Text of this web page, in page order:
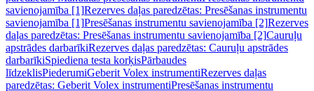
savienojamība [1]Rezerves daļas paredzētas: Presēšanas instrumentu
savienojamība [1]Presēšanas instrumentu savienojamība [2]Rezerves
daļas paredzētas: Presēšanas instrumentu savienojamība [2]Cauruļu
apstrādes darbarīkiRezerves daļas paredzētas: Cauruļu apstrādes
darbarīkiSpiediena testa korķisPārbaudes
līdzeklisPiederumiGeberit Volex instrumentiRezerves daļas
paredzētas: Geberit Volex instrumentiPresēšanas instrumentu